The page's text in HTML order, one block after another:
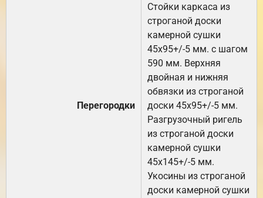
Перегородки
Стойки каркаса из
строганой доски
камерной сушки
45х95+/-5 мм. с шагом
590 мм. Верхняя
двойная и нижняя
обвязки из строганой
доски 45х95+/-5 мм.
Разгрузочный ригель
из строганой доски
камерной сушки
45х145+/-5 мм.
Укосины из строганой
доски камерной сушки